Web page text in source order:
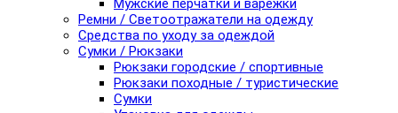
Мужские перчатки и варежки
Ремни / Светоотражатели на одежду
Средства по уходу за одеждой
Сумки / Рюкзаки
Рюкзаки городские / спортивные
Рюкзаки походные / туристические
Сумки